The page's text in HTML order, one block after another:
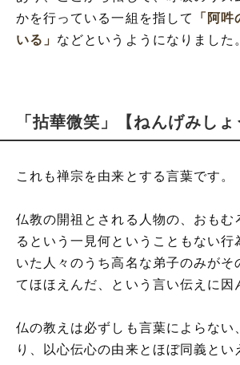
かを行っている一組を指して
「阿
いる」 などというようになりました
「拈華微笑」【ねんげみしょ
これも禅宗を由来とする言葉です。
仏教の開祖とされる人物の、おもむ
るという一見何ということもない行
いた人々のうち高名な弟子のみがそ
てほほえんだ、という言い伝えに因
仏の教えは必ずしも言葉によらない
り、以心伝心の由来とほぼ同義とい